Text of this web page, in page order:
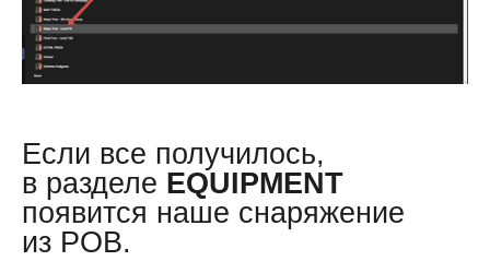
Если все получилось,
в разделе EQUIPMENT
появится наше снаряжение
из POB.